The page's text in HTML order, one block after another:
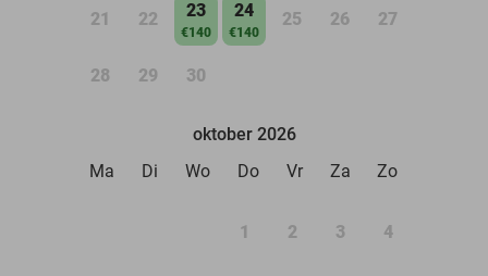
21 22 23
€140
24
€140
25 26 27
28 29 30
oktober 2026
Ma
Di Wo Do Vr Za Zo
1 2 3 4